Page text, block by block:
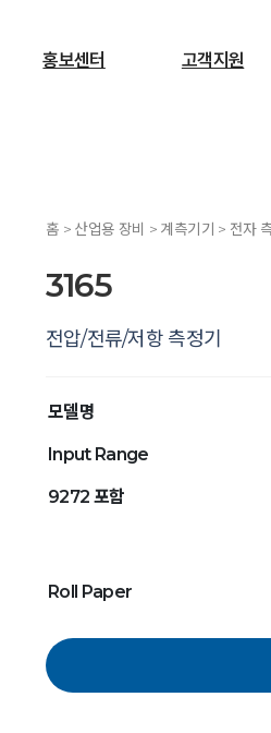
홍보센터 고객지원
홈 > 산업용 장비 > 계측기기 > 전자
3165
전압/전류/저항 측정기
모델명
Input Range
9272 포함
Roll Paper